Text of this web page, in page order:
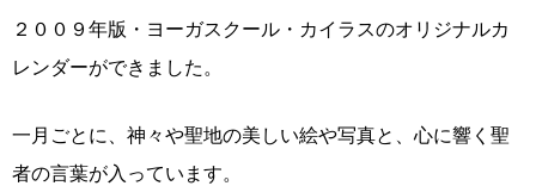
２００９年版・ヨーガスクール・カイラスのオリジナルカ
レンダーができました。
一月ごとに、神々や聖地の美しい絵や写真と、心に響く聖
者の言葉が入っています。